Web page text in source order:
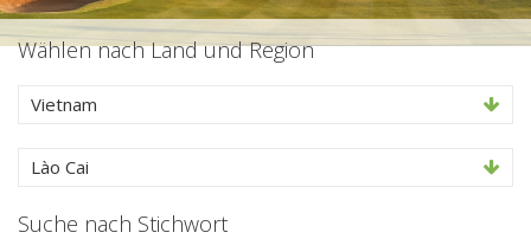
Wählen nach Land und Region
Vietnam
Lào Cai
Suche nach Stichwort